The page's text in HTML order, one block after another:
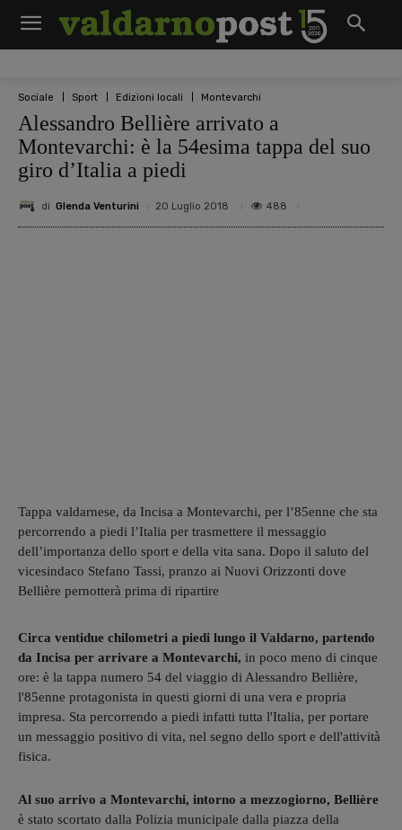
Sociale Sport Edizioni locali Montevarchi
Alessandro Bellière arrivato a
Montevarchi: è la 54esima tappa del suo
giro d’Italia a piedi
di Glenda Venturini 20 Luglio 2018 488
Tappa valdarnese, da Incisa a Montevarchi, per l’85enne che sta
percorrendo a piedi l’Italia per trasmettere il messaggio
dell’importanza dello sport e della vita sana. Dopo il saluto del
vicesindaco Stefano Tassi, pranzo ai Nuovi Orizzonti dove
Bellière pernotterà prima di ripartire
Circa ventidue chilometri a piedi lungo il Valdarno, partendo
da Incisa per arrivare a Montevarchi, in poco meno di cinque
ore: è la tappa numero 54 del viaggio di Alessandro Bellière,
l'85enne protagonista in questi giorni di una vera e propria
impresa. Sta percorrendo a piedi infatti tutta l'Italia, per portare
un messaggio positivo di vita, nel segno dello sport e dell'attività
fisica.
Al suo arrivo a Montevarchi, intorno a mezzogiorno, Bellière
è stato scortato dalla Polizia municipale dalla piazza della